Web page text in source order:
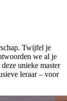
Twijfel je
we al je
unieke master
leraar – voor